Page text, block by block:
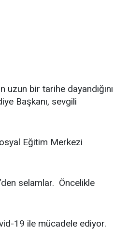
bir tarihe dayandığını
Başkanı, sevgili
Eğitim Merkezi
selamlar. Öncelikle
19 ile mücadele ediyor.